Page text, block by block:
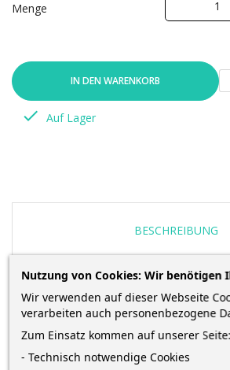
Menge
IN DEN WARENKORB
 Auf Lager
BESCHREIBUNG
ARTIKELDETAILS
Schulmalfarben (Temperafarben) · 6
flüssige Temperafarben à 18 ml · gut
Nutzung von Cookies: Wir benötigen
Wir verwenden auf dieser Webseite
verarbeiten auch personenbezogene
Zum Einsatz kommen auf unserer Seite:
- Technisch notwendige Cookies